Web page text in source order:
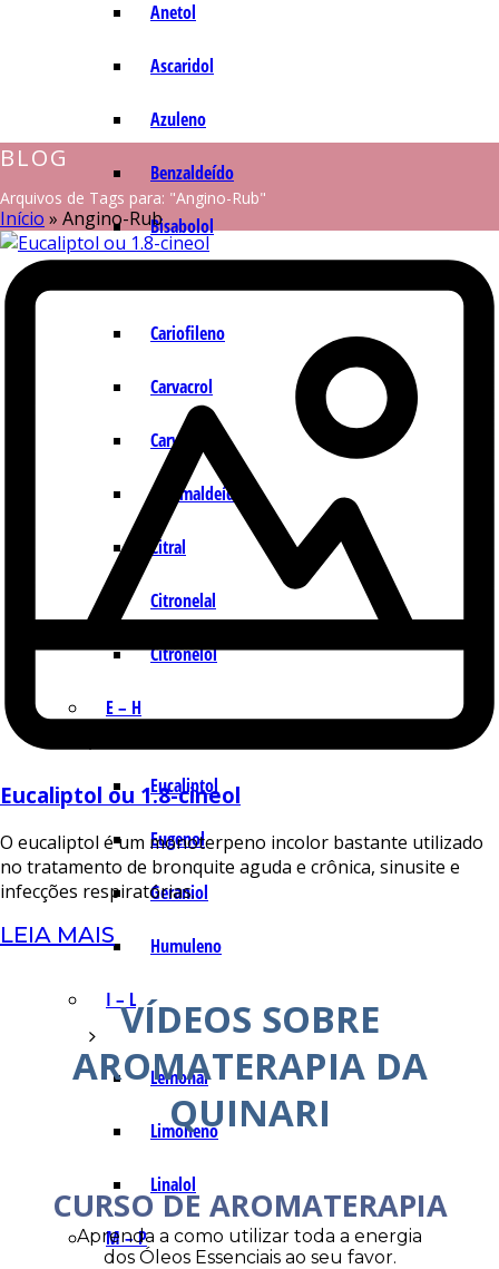
Anetol
Ascaridol
Azuleno
Benzaldeído
Bisabolol
Cariofileno
Carvacrol
Carvona
Cinamaldeído
Citral
Citronelal
Citronelol
E – H
Eucaliptol
Eugenol
Geraniol
Humuleno
I – L
Lemonal
Limoneno
Linalol
M – P
BLOG
Arquivos de Tags para: "Angino-Rub"
Início » Angino-Rub
Eucaliptol ou 1.8-cineol
O eucaliptol é um monoterpeno incolor bastante utilizado
no tratamento de bronquite aguda e crônica, sinusite e
infecções respiratórias.
LEIA MAIS
VÍDEOS SOBRE
AROMATERAPIA DA
QUINARI
CURSO DE AROMATERAPIA
Aprenda a como utilizar toda a energia
dos Óleos Essenciais ao seu favor.